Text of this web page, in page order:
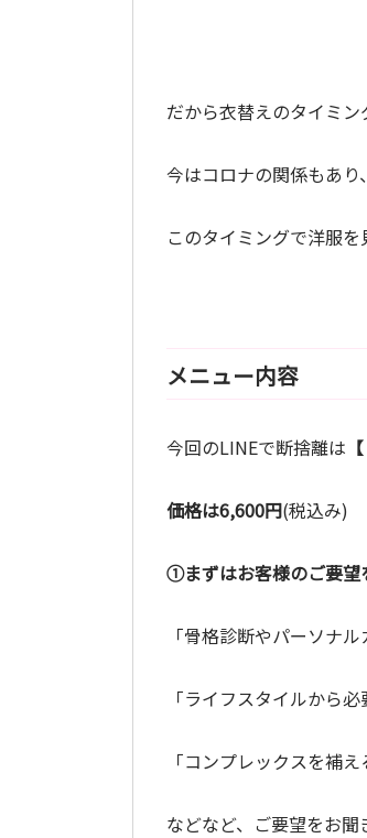
だから衣替えのタイミ
今はコロナの関係もあ
このタイミングで洋服
メニュー内容
今回のLINEで断捨離は
価格は6,600円(税込み)
①まずはお客様のご要望
「骨格診断やパーソナ
「ライフスタイルから
「コンプレックスを補
などなど、ご要望をお聞